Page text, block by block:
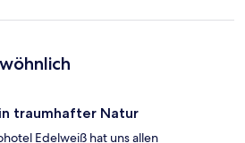
traumhafter Natur
Edelweiß hat uns allen